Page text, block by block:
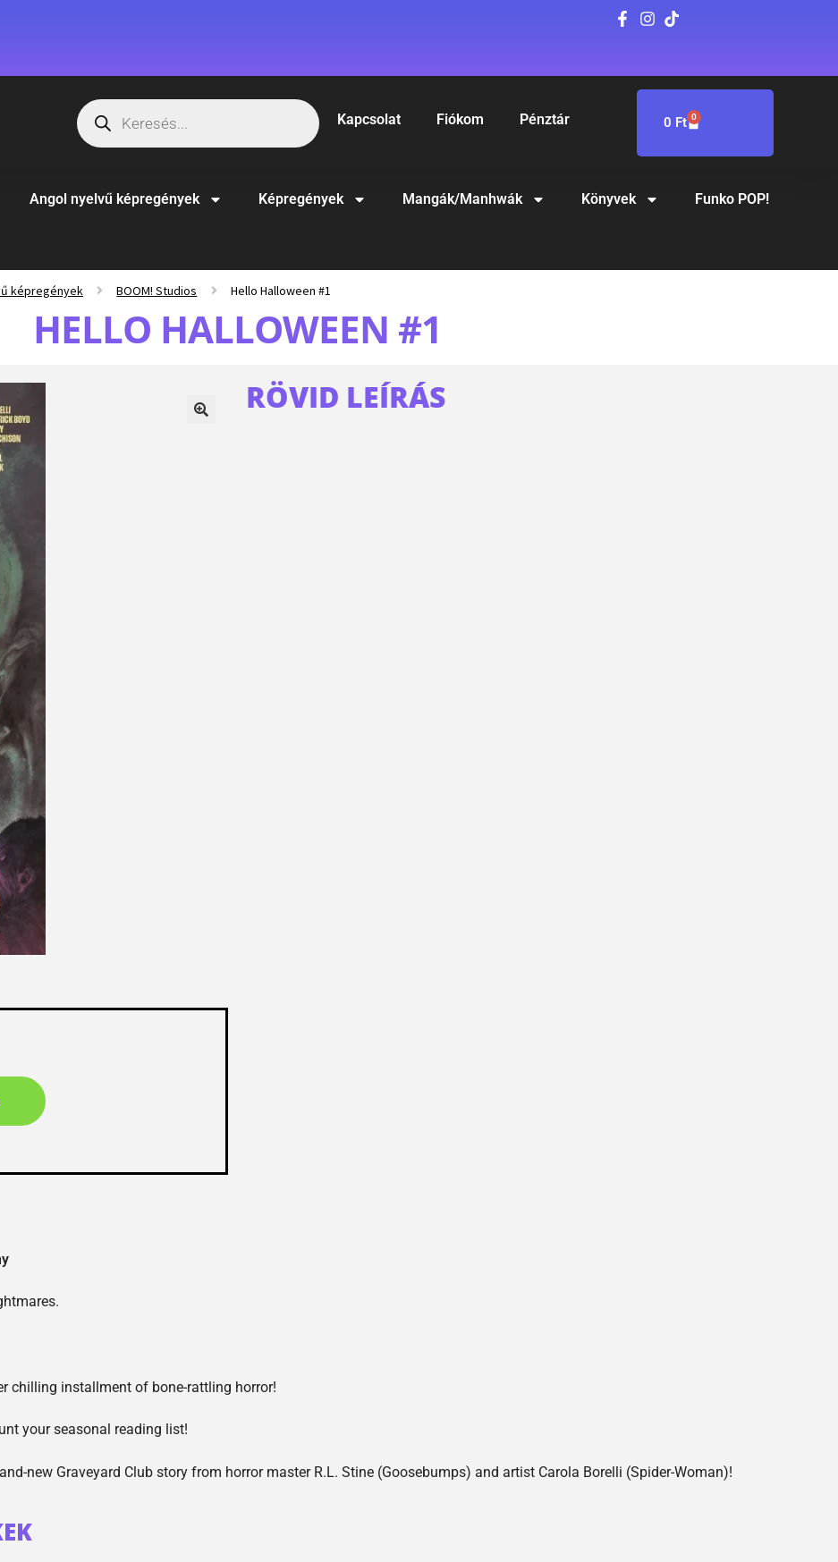
Kapcsolat Fiókom Pénztár 0 Ft 0
Angol nyelvű képregények Képregények Mangák/Manhwák Könyvek Funko POP!
képregények BOOM! Studios Hello Halloween #1
HELLO HALLOWEEN #1
RÖVID LEÍRÁS
chilling installment of bone-rattling horror!
your seasonal reading list!
new Graveyard Club story from horror master R.L. Stine (Goosebumps) and artist Carola Borelli (Spider-Woman)!